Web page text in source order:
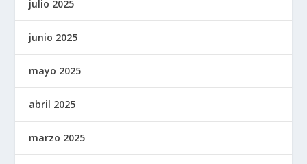
julio 2025
junio 2025
mayo 2025
abril 2025
marzo 2025